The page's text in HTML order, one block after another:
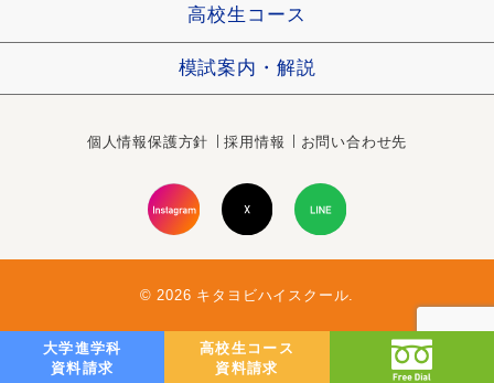
大学進学科
資料請求
高校生コース
資料請求
高校生コース
模試案内・解説
個人情報保護方針 採用情報 お問い合わせ先
© 2026 キタヨビハイスクール.